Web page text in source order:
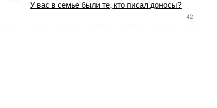
У вас в семье были те, кто писал доносы?
42